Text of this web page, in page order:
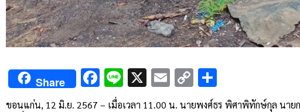
Share Facebook
Line
X Email
Copy
Link
ขอนแก่น, 12 มิ.ย. 2567 – เมื่อเวลา 11.00 น. นายพงศ์ธร พิศาพิทักษ์กุล นา